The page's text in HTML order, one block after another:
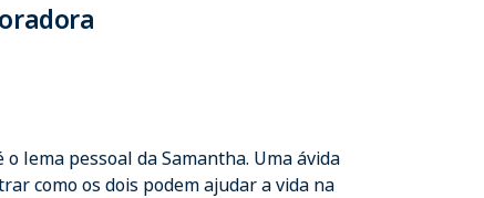
lema pessoal da Samantha. Uma ávida
como os dois podem ajudar a vida na